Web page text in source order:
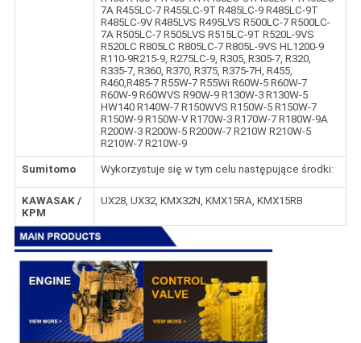
7A R455LC-7 R455LC-9T R485LC-9 R485LC-9T
R485LC-9V R485LVS R495LVS R500LC-7 R500LC-
7A R505LC-7 R505LVS R515LC-9T R520L-9VS
R520LC R805LC R805LC-7 R805L-9VS HL1200-9
R110-9R215-9, R275LC-9, R305, R305-7, R320,
R335-7, R360, R370, R375, R375-7H, R455,
R460,R485-7 R55W-7 R55Wi R60W-5 R60W-7
R60W-9 R60WVS R90W-9 R130W-3 R130W-5
HW140 R140W-7 R150WVS R150W-5 R150W-7
R150W-9 R150W-V R170W-3 R170W-7 R180W-9A
R200W-3 R200W-5 R200W-7 R210W R210W-5
R210W-7 R210W-9
Sumitomo Wykorzystuje się w tym celu następujące środki:
KAWASAK /
KPM
UX28, UX32, KMX32N, KMX15RA, KMX15RB